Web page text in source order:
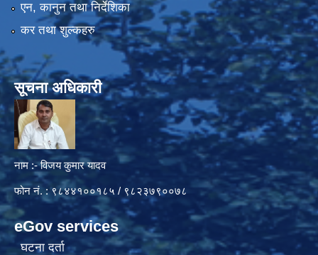
एन, कानुन तथा निर्देशिका
कर तथा शुल्कहरु
सूचना अधिकारी
नाम :- विजय कुमार यादव
फोन नं. : ९८४४१००१८५ / ९८२३७९००७८
eGov services
घटना दर्ता